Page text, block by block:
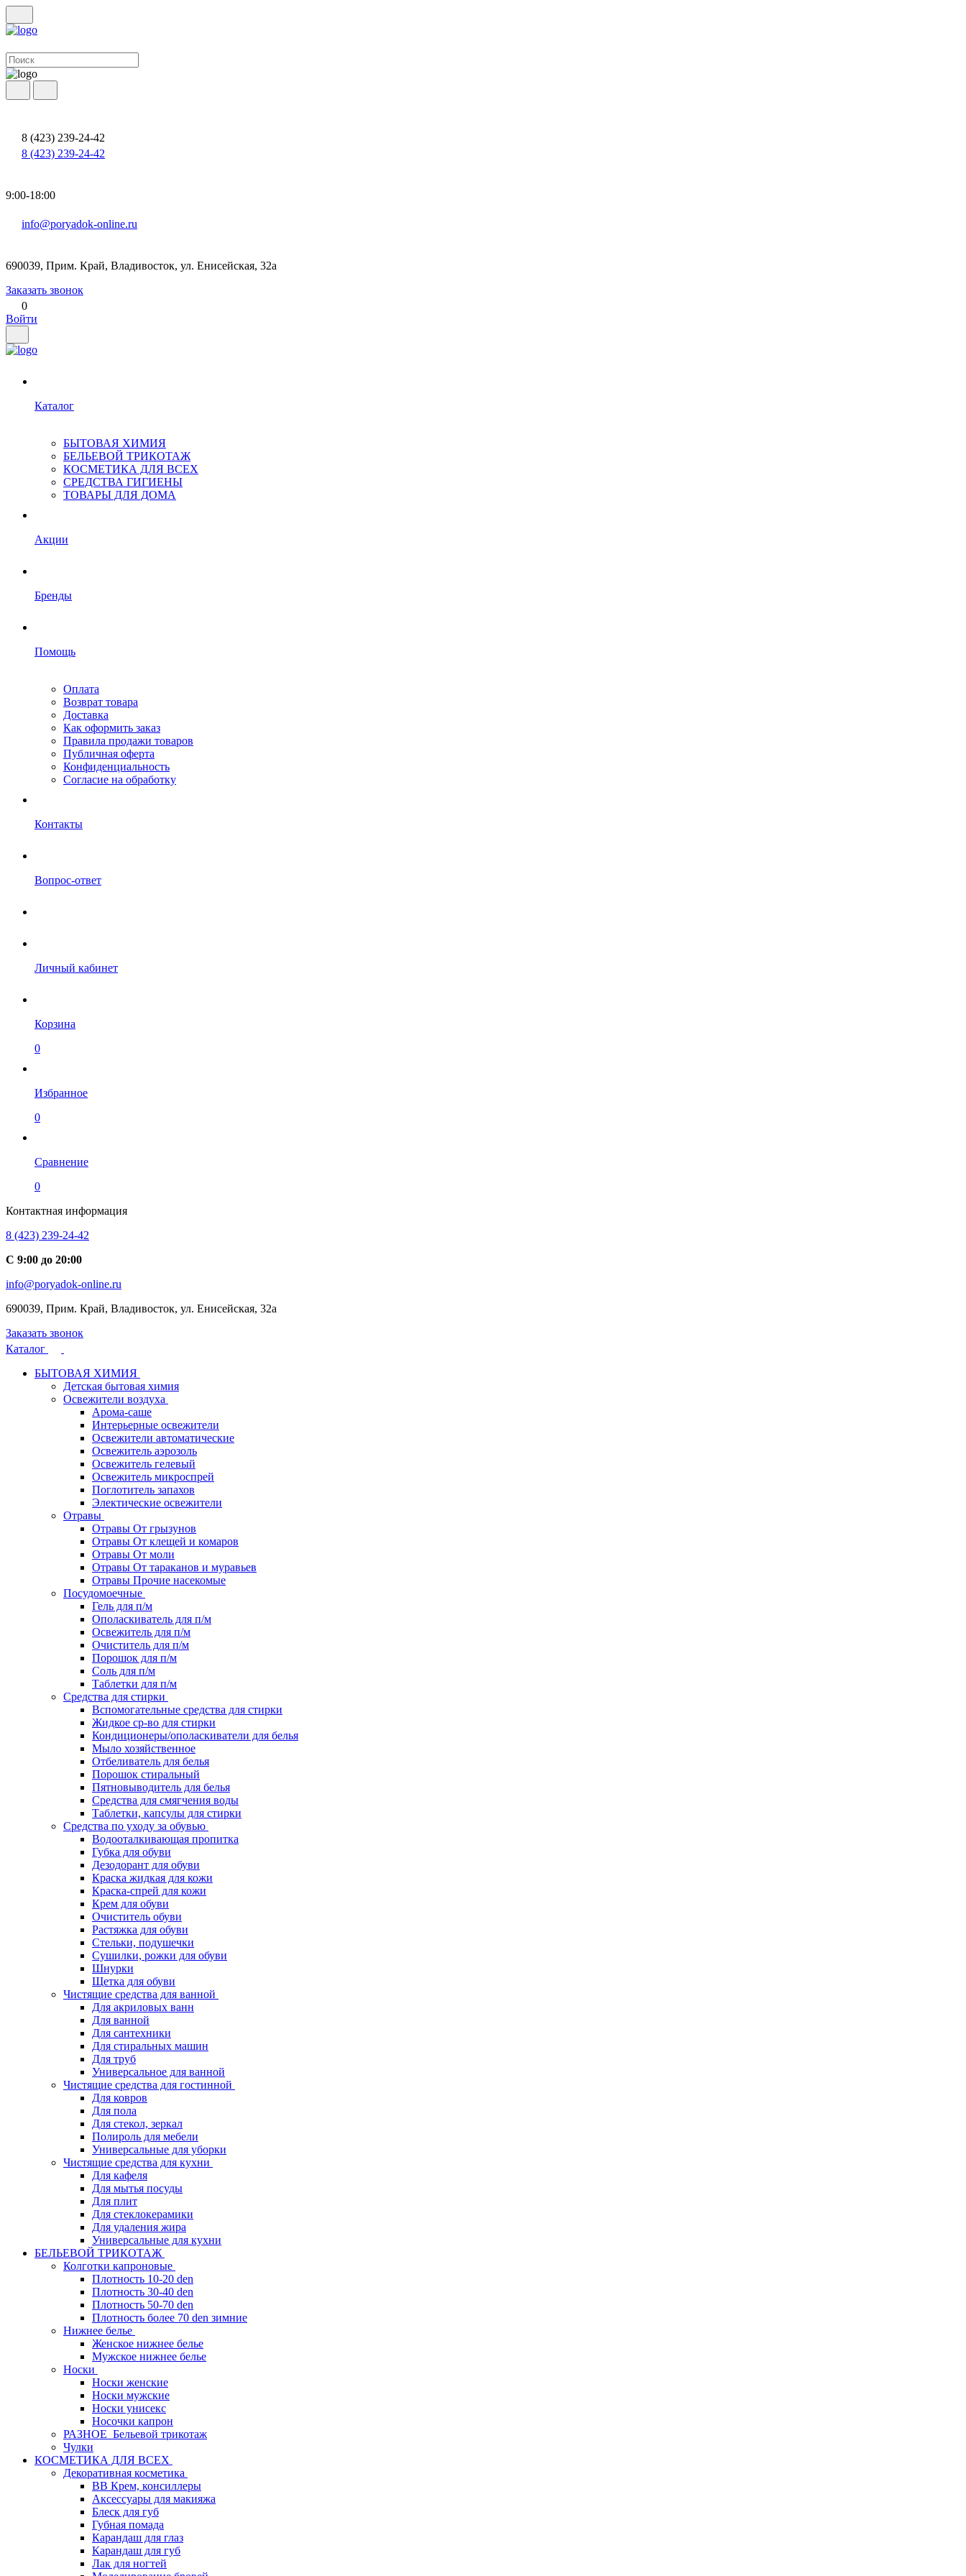
8 (423) 239-24-42
8 (423) 239-24-42
9:00-18:00
info@poryadok-online.ru
690039, Прим. Край, Владивосток, ул. Енисейская, 32а
Заказать звонок
0
Войти
Каталог
БЫТОВАЯ ХИМИЯ
БЕЛЬЕВОЙ ТРИКОТАЖ
КОСМЕТИКА ДЛЯ ВСЕХ
СРЕДСТВА ГИГИЕНЫ
ТОВАРЫ ДЛЯ ДОМА
Акции
Бренды
Помощь
Оплата
Возврат товара
Доставка
Как оформить заказ
Правила продажи товаров
Публичная оферта
Конфиденциальность
Согласие на обработку
Контакты
Вопрос-ответ
Личный кабинет
Корзина
0
Избранное
0
Сравнение
0
Контактная информация
8 (423) 239-24-42
С 9:00 до 20:00
info@poryadok-online.ru
690039, Прим. Край, Владивосток, ул. Енисейская, 32а
Заказать звонок
Каталог
БЫТОВАЯ ХИМИЯ
Детская бытовая химия
Освежители воздуха
Арома-саше
Интерьерные освежители
Освежители автоматические
Освежитель аэрозоль
Освежитель гелевый
Освежитель микроспрей
Поглотитель запахов
Электические освежители
Отравы
Отравы От грызунов
Отравы От клещей и комаров
Отравы От моли
Отравы От тараканов и муравьев
Отравы Прочие насекомые
Посудомоечные
Гель для п/м
Ополаскиватель для п/м
Освежитель для п/м
Очиститель для п/м
Порошок для п/м
Соль для п/м
Таблетки для п/м
Средства для стирки
Вспомогательные средства для стирки
Жидкое ср-во для стирки
Кондиционеры/ополаскиватели для белья
Мыло хозяйственное
Отбеливатель для белья
Порошок стиральный
Пятновыводитель для белья
Средства для смягчения воды
Таблетки, капсулы для стирки
Средства по уходу за обувью
Водооталкивающая пропитка
Губка для обуви
Дезодорант для обуви
Краска жидкая для кожи
Краска-спрей для кожи
Крем для обуви
Очиститель обуви
Растяжка для обуви
Стельки, подушечки
Сушилки, рожки для обуви
Шнурки
Щетка для обуви
Чистящие средства для ванной
Для акриловых ванн
Для ванной
Для сантехники
Для стиральных машин
Для труб
Универсальное для ванной
Чистящие средства для гостинной
Для ковров
Для пола
Для стекол, зеркал
Полироль для мебели
Универсальные для уборки
Чистящие средства для кухни
Для кафеля
Для мытья посуды
Для плит
Для стеклокерамики
Для удаления жира
Универсальные для кухни
БЕЛЬЕВОЙ ТРИКОТАЖ
Колготки капроновые
Плотность 10-20 den
Плотность 30-40 den
Плотность 50-70 den
Плотность более 70 den зимние
Нижнее белье
Женское нижнее белье
Мужское нижнее белье
Носки
Носки женские
Носки мужские
Носки унисекс
Носочки капрон
РАЗНОЕ_Бельевой трикотаж
Чулки
КОСМЕТИКА ДЛЯ ВСЕХ
Декоративная косметика
BB Крем, консиллеры
Аксессуары для макияжа
Блеск для губ
Губная помада
Карандаш для глаз
Карандаш для губ
Лак для ногтей